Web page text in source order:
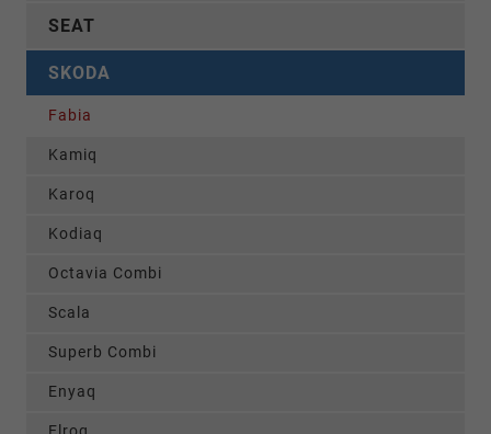
SEAT
SKODA
Fabia
Kamiq
Karoq
Kodiaq
Octavia Combi
Scala
Superb Combi
Enyaq